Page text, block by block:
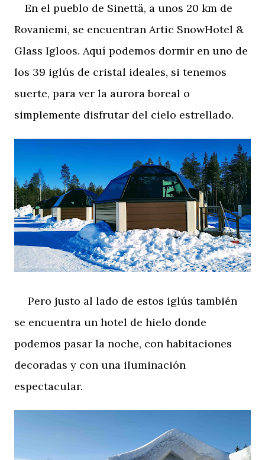
En el pueblo de Sinettä, a unos 20 km de
Rovaniemi, se encuentran Artic SnowHotel &
Glass Igloos. Aquí podemos dormir en uno de
los 39 iglús de cristal ideales, si tenemos
suerte, para ver la aurora boreal o
simplemente disfrutar del cielo estrellado.
Pero justo al lado de estos iglús también
se encuentra un hotel de hielo donde
podemos pasar la noche, con habitaciones
decoradas y con una iluminación
espectacular.